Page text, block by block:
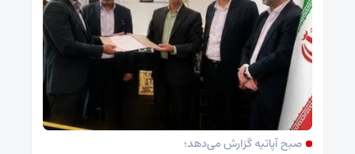
صبح آپاتیه گزارش می‌دهد؛